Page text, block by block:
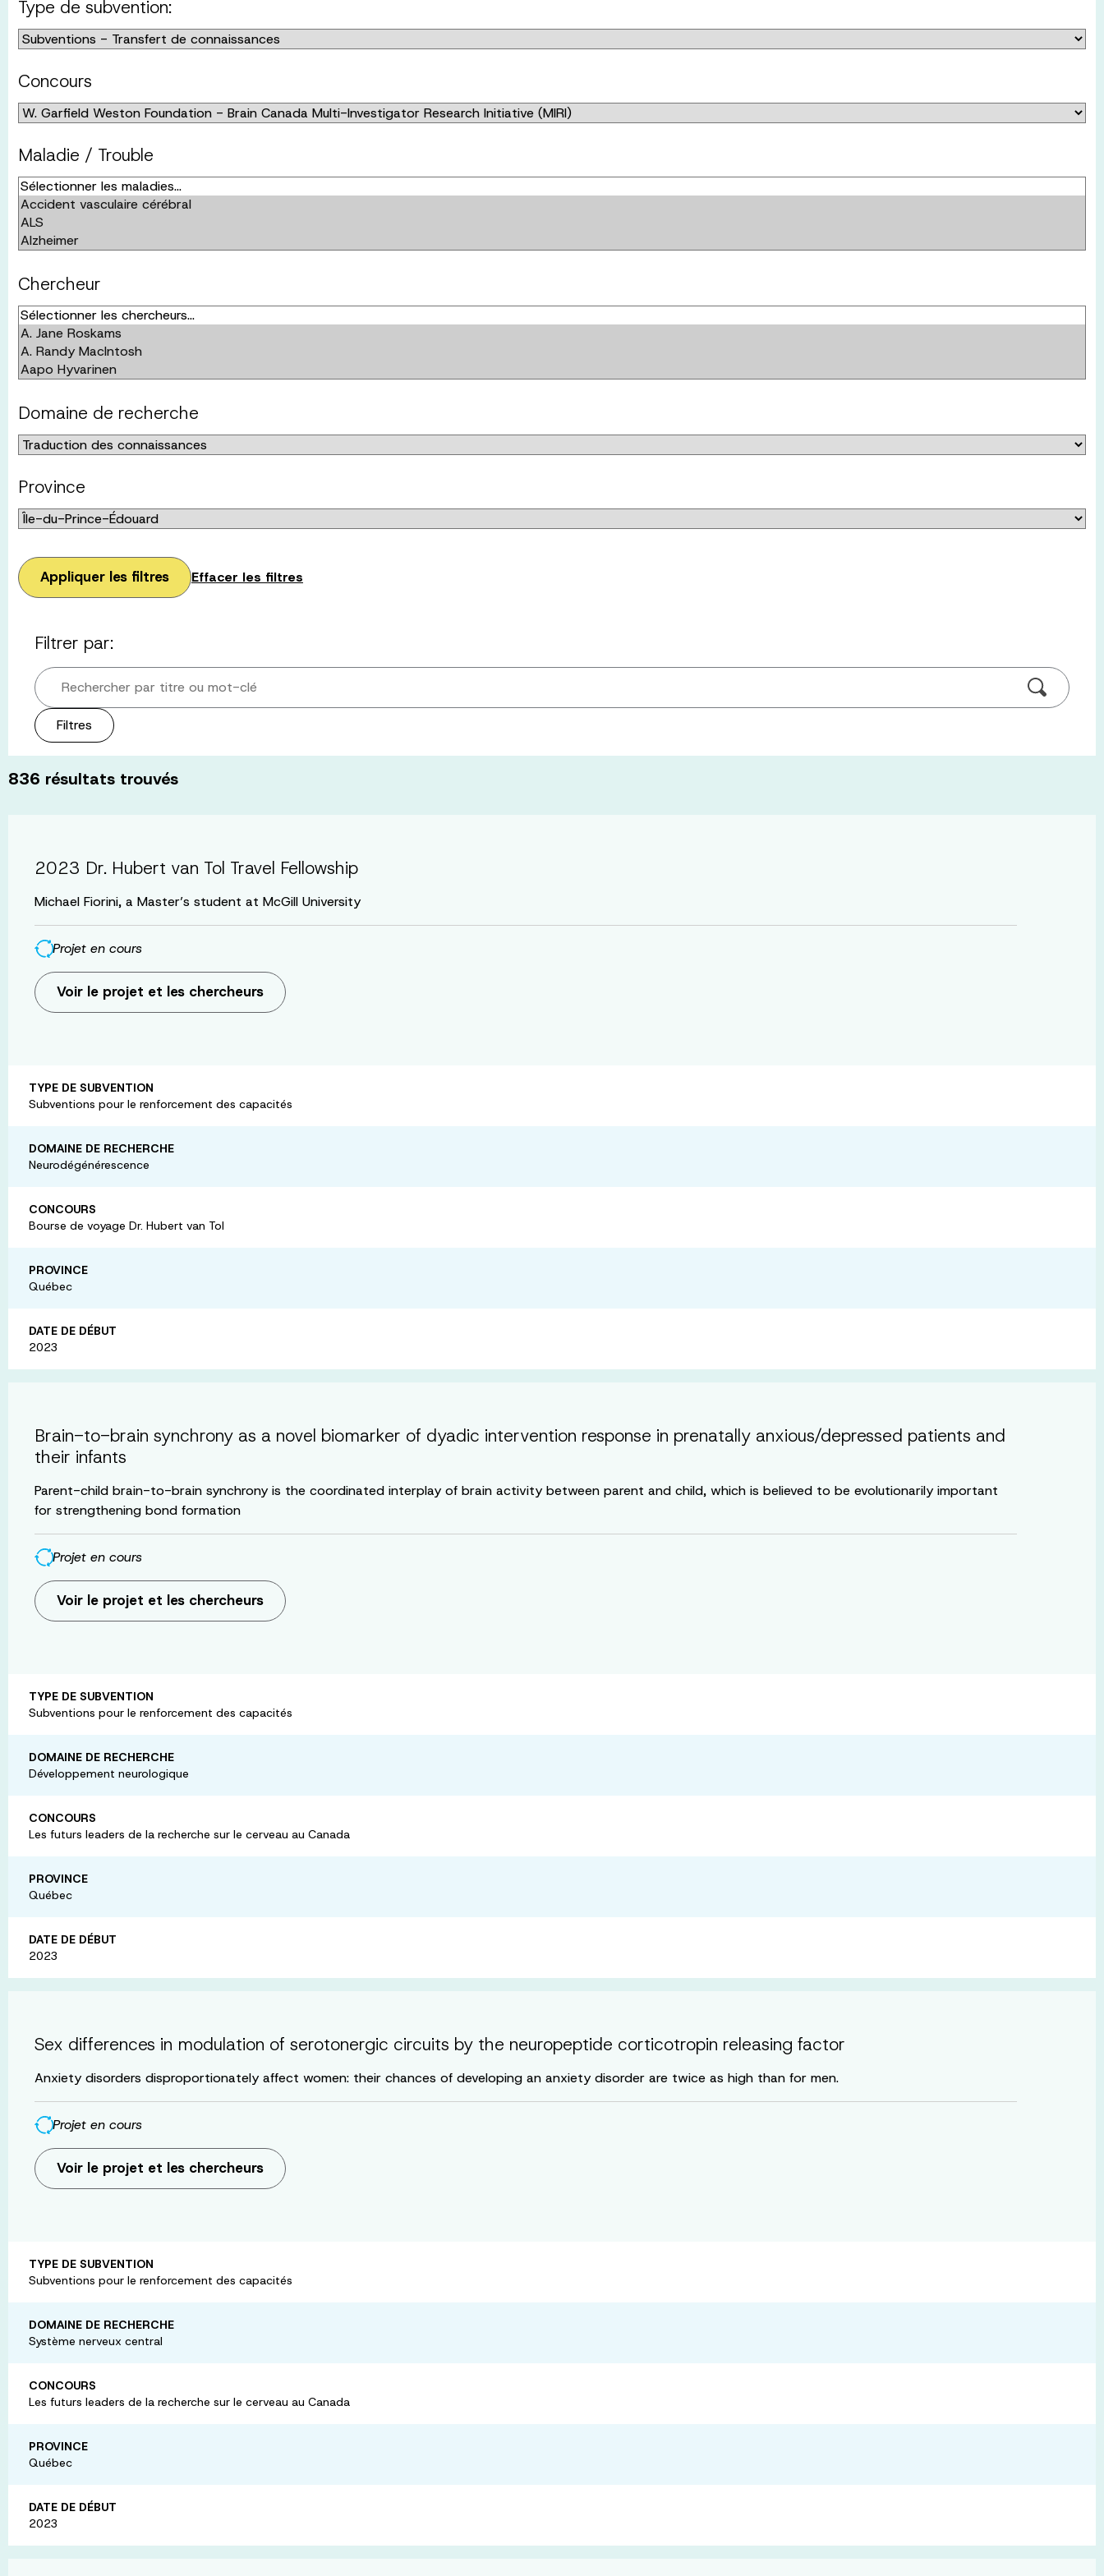
Type de subvention:
Concours
Maladie / Trouble
Chercheur
Domaine de recherche
Province
Appliquer les filtres Effacer les filtres
Filtrer par:
Rechercher par titre ou mot-clé
Filtres
836 résultats trouvés
2023 Dr. Hubert van Tol Travel Fellowship
Michael Fiorini, a Master’s student at McGill University
Projet en cours
Voir le projet et les chercheurs
TYPE DE SUBVENTION
Subventions pour le renforcement des capacités
DOMAINE DE RECHERCHE
Neurodégénérescence
CONCOURS
Bourse de voyage Dr. Hubert van Tol
PROVINCE
Québec
DATE DE DÉBUT
2023
Brain-to-brain synchrony as a novel biomarker of dyadic intervention response in prenatally anxious/depressed patients and
their infants
Parent-child brain-to-brain synchrony is the coordinated interplay of brain activity between parent and child, which is believed to be evolutionarily important
for strengthening bond formation
Projet en cours
Voir le projet et les chercheurs
TYPE DE SUBVENTION
Subventions pour le renforcement des capacités
DOMAINE DE RECHERCHE
Développement neurologique
CONCOURS
Les futurs leaders de la recherche sur le cerveau au Canada
PROVINCE
Québec
DATE DE DÉBUT
2023
Sex differences in modulation of serotonergic circuits by the neuropeptide corticotropin releasing factor
Anxiety disorders disproportionately affect women: their chances of developing an anxiety disorder are twice as high than for men.
Projet en cours
Voir le projet et les chercheurs
TYPE DE SUBVENTION
Subventions pour le renforcement des capacités
DOMAINE DE RECHERCHE
Système nerveux central
CONCOURS
Les futurs leaders de la recherche sur le cerveau au Canada
PROVINCE
Québec
DATE DE DÉBUT
2023